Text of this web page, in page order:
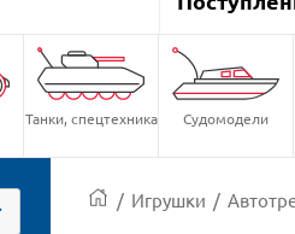
Танки, спецтехника Судомодели
/ Игрушки /